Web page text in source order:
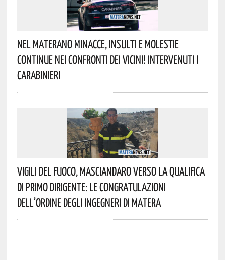
Nel Materano Minacce, Insulti E Molestie
Continue Nei Confronti Dei Vicini! Intervenuti I
Carabinieri
Vigili Del Fuoco, Masciandaro Verso La Qualifica
Di Primo Dirigente: Le Congratulazioni
Dell’Ordine Degli Ingegneri Di Matera